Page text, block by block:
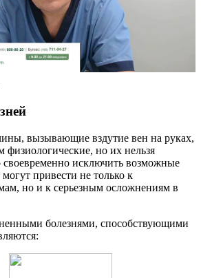
вызывающие вздутие вен на руках,
физиологические, но их нельзя
исключить возможные
привести не только к
но и к серьезным осложнениям в
болезнями, способствующими